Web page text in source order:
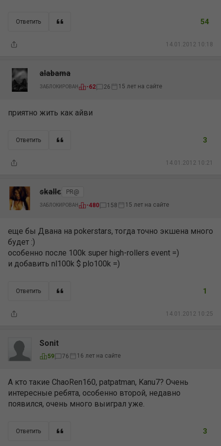
Ответить
14.01.2012 10:18
54
alabama
ЗАБЛОКИРОВАН -62 26 15 лет на сайте
приятно жить как айви
Ответить
14.01.2012 10:21
3
skalle PR@
ЗАБЛОКИРОВАН -480 158 15 лет на сайте
еще бы Двана на pokerstars, тогда точно экшена много
будет :)
особенно после 100k super high-rollers event =)
и добавить nl100k $ plo100k =)
Ответить
14.01.2012 10:25
1
Sonit
59 76 16 лет на сайте
А кто такие ChaoRen160, patpatman, Kanu7? Очень
интересные ребята, особенно второй, недавно
появился, очень много выиграл уже.
Ответить 3